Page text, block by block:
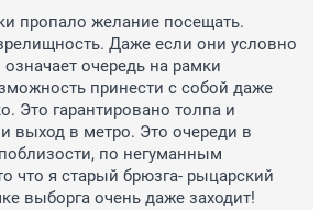
пропало желание посещать.
Даже если они условно
очередь на рамки
принести с собой даже
Это гарантировано толпа и
выход в метро. Это очереди в
по негуманным
что я старый брюзга- рыцарский
выборга очень даже заходит!